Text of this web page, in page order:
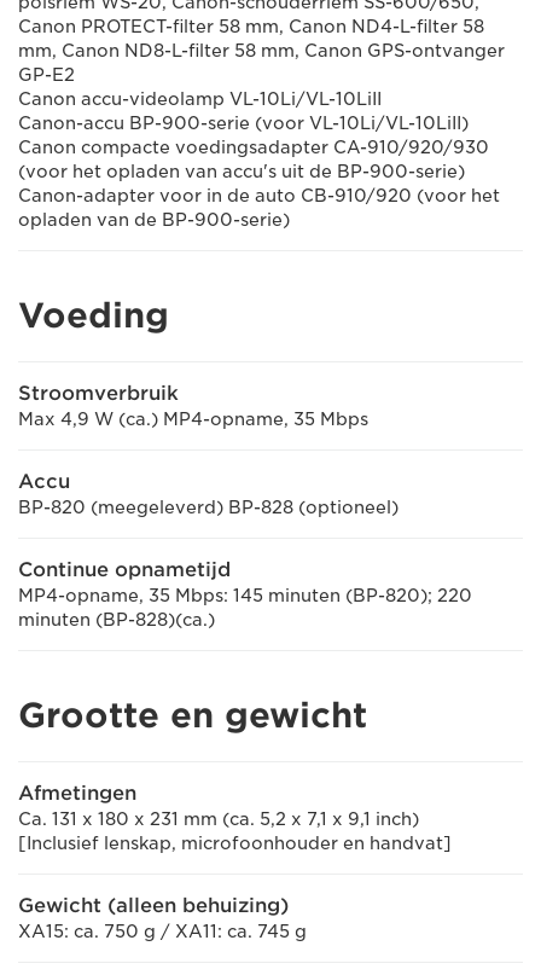
Canon PROTECT-filter 58 mm, Canon ND4-L-filter 58
mm, Canon ND8-L-filter 58 mm, Canon GPS-ontvanger
GP-E2
Canon accu-videolamp VL-10Li/VL-10LiII
Canon-accu BP-900-serie (voor VL-10Li/VL-10LiII)
Canon compacte voedingsadapter CA-910/920/930
(voor het opladen van accu's uit de BP-900-serie)
Canon-adapter voor in de auto CB-910/920 (voor het
opladen van de BP-900-serie)
Voeding
Stroomverbruik
Max 4,9 W (ca.) MP4-opname, 35 Mbps
Accu
BP-820 (meegeleverd) BP-828 (optioneel)
Continue opnametijd
MP4-opname, 35 Mbps: 145 minuten (BP-820); 220
minuten (BP-828)(ca.)
Grootte en gewicht
Afmetingen
Ca. 131 x 180 x 231 mm (ca. 5,2 x 7,1 x 9,1 inch)
[Inclusief lenskap, microfoonhouder en handvat]
Gewicht (alleen behuizing)
XA15: ca. 750 g / XA11: ca. 745 g